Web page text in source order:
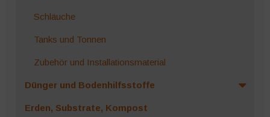
Schläuche
Tanks und Tonnen
Zubehör und Installationsmaterial
Dünger und Bodenhilfsstoffe
Erden, Substrate, Kompost